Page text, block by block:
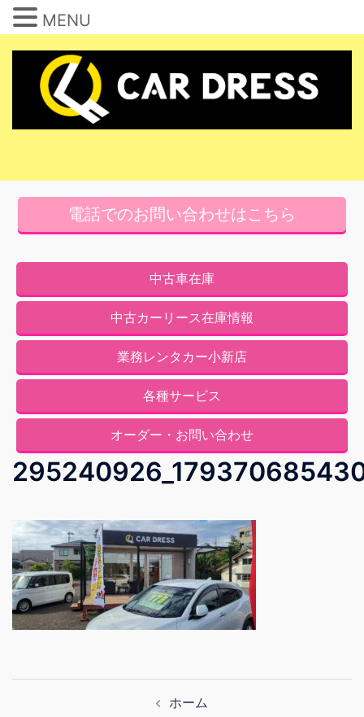
電話でのお問い合わせはこちら
中古車在庫
中古カーリース在庫情報
業務レンタカー小新店
各種サービス
オーダー・お問い合わせ
ホーム
MENU